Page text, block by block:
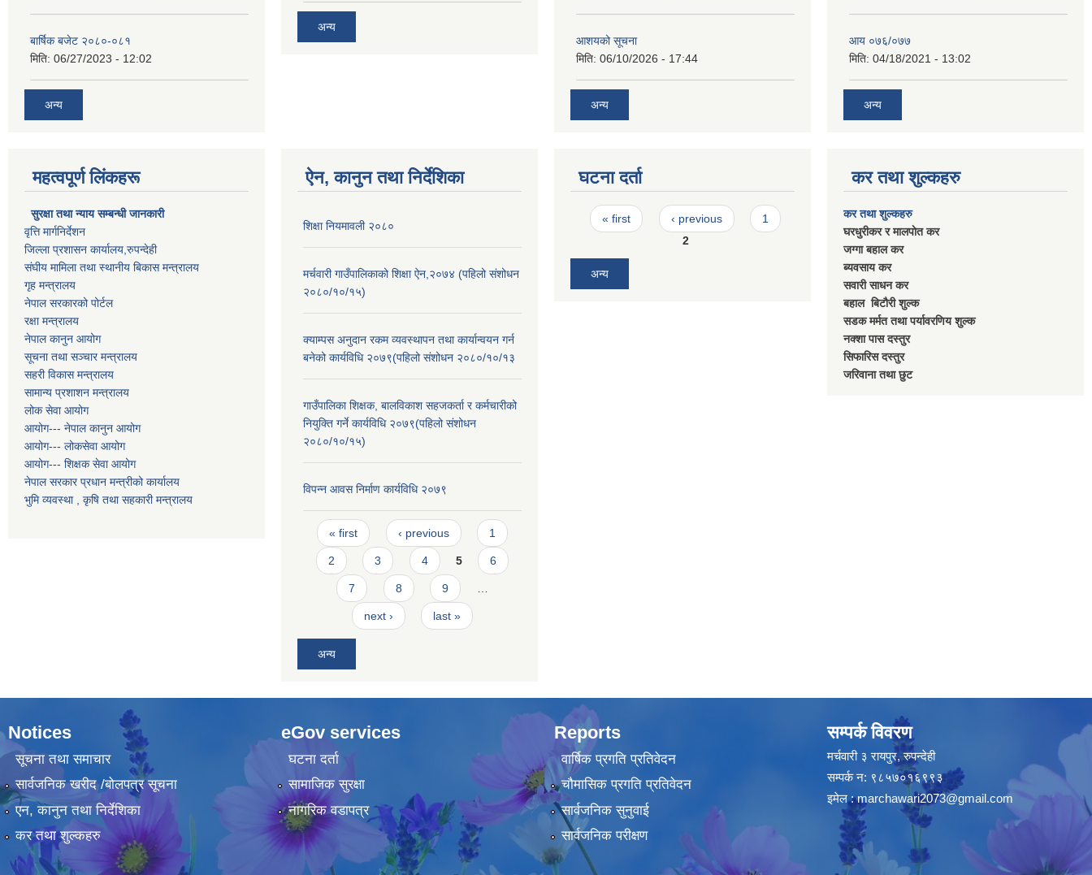
बार्षिक बजेट २०८०-०८१
मिति: 06/27/2023 - 12:02
अन्य
अन्य
आशयको सूचना
मिति: 06/10/2026 - 17:44
अन्य
आय ०७६/०७७
मिति: 04/18/2021 - 13:02
अन्य
महत्वपूर्ण लिंकहरू
सुरक्षा तथा न्याय सम्बन्धी जानकारी
वृत्ति मार्गनिर्देशन
जिल्ला प्रशासन कार्यालय,रुपन्देही
संघीय मामिला तथा स्थानीय बिकास मन्त्रालय
गृह मन्त्रालय
नेपाल सरकारको पोर्टल
रक्षा मन्त्रालय
नेपाल कानुन आयोग
सूचना तथा सञ्चार मन्त्रालय
सहरी विकास मन्त्रालय
सामान्य प्रशाशन मन्त्रालय
लोक सेवा आयोग
आयोग--- नेपाल कानुन आयोग
आयोग--- लोकसेवा आयोग
आयोग--- शिक्षक सेवा आयोग
नेपाल सरकार प्रधान मन्त्रीको कार्यालय
भुमि व्यवस्था , कृषि तथा सहकारी मन्त्रालय
ऐन, कानुन तथा निर्देशिका
शिक्षा नियमावली २०८०
मर्चवारी गाउँपालिकाको शिक्षा ऐन,२०७४ (पहिलो संशोधन
२०८०/१०/१५)
क्याम्पस अनुदान रकम व्यवस्थापन तथा कार्यान्वयन गर्न
बनेको कार्यविधि २०७९(पहिलो संशोधन २०८०/१०/१३
गाउँपालिका शिक्षक, बालविकाश सहजकर्ता र कर्मचारीको
नियुक्ति गर्ने कार्यविधि २०७९(पहिलो संशोधन
२०८०/१०/१५)
विपन्न आवस निर्माण कार्यविधि २०७९
Pages
« first ‹ previous 1
2 3 4 5 6
7 8 9
next › last »
अन्य
घटना दर्ता
Pages
« first ‹ previous
1
2
अन्य
कर तथा शुल्कहरु
कर तथा शुल्कहरु
घरधुरीकर र मालपाेत कर
जग्गा बहाल कर
ब्यवसाय कर
सवारी साधन कर
बहाल बिटाैरी शुल्क
सडक मर्मत तथा पर्यावरणिय शुल्क
नक्शा पास दस्तुर
सिफारिस दस्तुर
जरिवाना तथा छुट
Notices
सूचना तथा समाचार
सार्वजनिक खरीद /बोलपत्र सूचना
एन, कानुन तथा निर्देशिका
कर तथा शुल्कहरु
eGov services
घटना दर्ता
सामाजिक सुरक्षा
नागरिक वडापत्र
Reports
वार्षिक प्रगति प्रतिवेदन
चौमासिक प्रगति प्रतिवेदन
सार्वजनिक सुनुवाई
सार्वजनिक परीक्षण
सम्पर्क विवरण
मर्चवारी ३ रायपुर, रुपन्देही
सम्पर्क न: ९८५७०१६९९३
इमेल :marchawari2073@gmail.com